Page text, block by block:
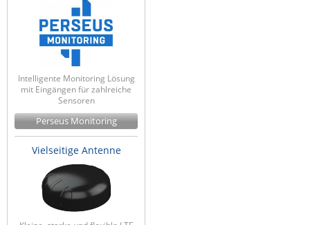
Intelligente Monitoring Lösung
mit Eingängen für zahlreiche
Sensoren
Perseus Monitoring
Vielseitige Antenne